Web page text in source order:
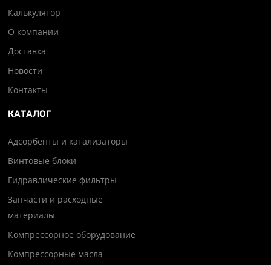
Калькулятор
О компании
Доставка
Новости
Контакты
КАТАЛОГ
Адсорбенты и катализаторы
Винтовые блоки
Гидравлические фильтры
Запчасти и расходные
материалы
Компрессорное оборудование
Компрессорные масла